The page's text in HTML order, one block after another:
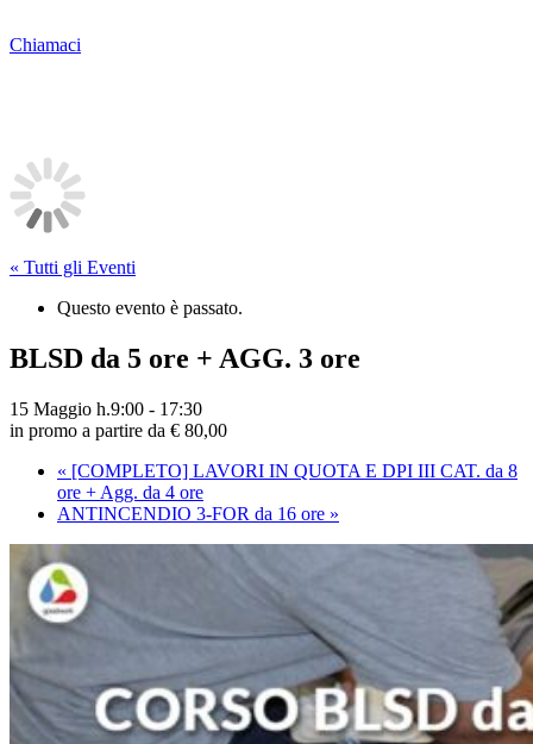
Chiamaci
« Tutti gli Eventi
Questo evento è passato.
BLSD da 5 ore + AGG. 3 ore
15 Maggio h.9:00 - 17:30
in promo a partire da € 80,00
« [COMPLETO] LAVORI IN QUOTA E DPI III CAT. da 8
ore + Agg. da 4 ore
ANTINCENDIO 3-FOR da 16 ore »